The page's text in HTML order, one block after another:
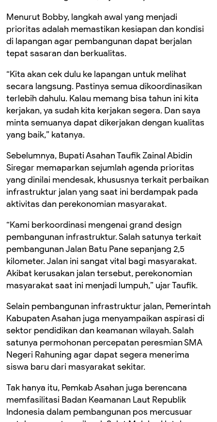
Menurut Bobby, langkah awal yang menjadi
prioritas adalah memastikan kesiapan dan kondisi
di lapangan agar pembangunan dapat berjalan
tepat sasaran dan berkualitas.
“Kita akan cek dulu ke lapangan untuk melihat
secara langsung. Pastinya semua dikoordinasikan
terlebih dahulu. Kalau memang bisa tahun ini kita
kerjakan, ya sudah kita kerjakan segera. Dan saya
minta semuanya dapat dikerjakan dengan kualitas
yang baik,” katanya.
Sebelumnya, Bupati Asahan Taufik Zainal Abidin
Siregar memaparkan sejumlah agenda prioritas
yang dinilai mendesak, khususnya terkait perbaikan
infrastruktur jalan yang saat ini berdampak pada
aktivitas dan perekonomian masyarakat.
“Kami berkoordinasi mengenai grand design
pembangunan infrastruktur. Salah satunya terkait
pembangunan Jalan Batu Pane sepanjang 2,5
kilometer. Jalan ini sangat vital bagi masyarakat.
Akibat kerusakan jalan tersebut, perekonomian
masyarakat saat ini menjadi lumpuh,” ujar Taufik.
Selain pembangunan infrastruktur jalan, Pemerintah
Kabupaten Asahan juga menyampaikan aspirasi di
sektor pendidikan dan keamanan wilayah. Salah
satunya permohonan percepatan peresmian SMA
Negeri Rahuning agar dapat segera menerima
siswa baru dari masyarakat sekitar.
Tak hanya itu, Pemkab Asahan juga berencana
memfasilitasi Badan Keamanan Laut Republik
Indonesia dalam pembangunan pos mercusuar